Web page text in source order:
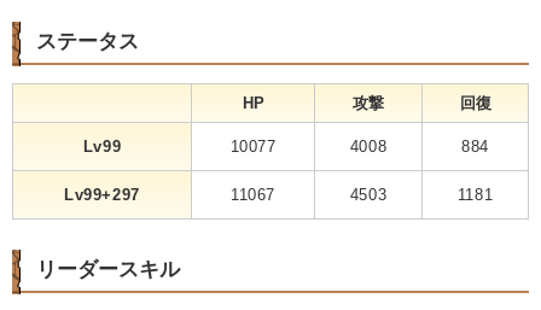
ステータス
HP 攻撃 回復
Lv99 10077 4008 884
Lv99+297 11067 4503 1181
リーダースキル